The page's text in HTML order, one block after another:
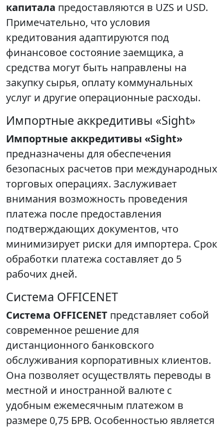
капитала предоставляются в UZS и USD.
Примечательно, что условия
кредитования адаптируются под
финансовое состояние заемщика, а
средства могут быть направлены на
закупку сырья, оплату коммунальных
услуг и другие операционные расходы.
Импортные аккредитивы «Sight»
Импортные аккредитивы «Sight»
предназначены для обеспечения
безопасных расчетов при международных
торговых операциях. Заслуживает
внимания возможность проведения
платежа после предоставления
подтверждающих документов, что
минимизирует риски для импортера. Срок
обработки платежа составляет до 5
рабочих дней.
Система OFFICENET
Система OFFICENET представляет собой
современное решение для
дистанционного банковского
обслуживания корпоративных клиентов.
Она позволяет осуществлять переводы в
местной и иностранной валюте с
удобным ежемесячным платежом в
размере 0,75 БРВ. Особенностью является